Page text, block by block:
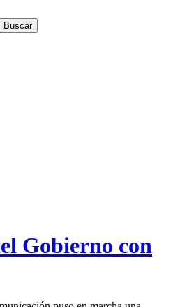
Gobierno con